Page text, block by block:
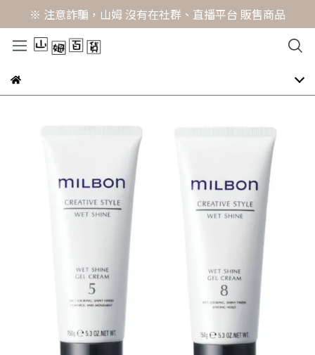
※ 注意詐騙，山姆 沒有在社群、直播平台 販售商品